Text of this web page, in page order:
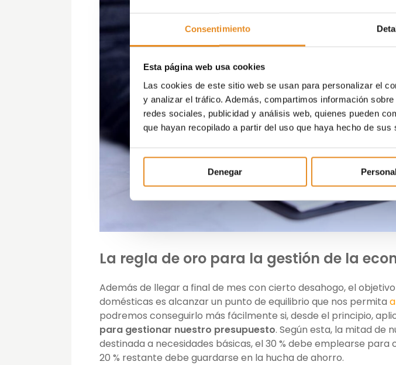
Consentimiento
Esta página web usa cookies
Las cookies de este sitio web se usan para personalizar el
y analizar el tráfico. Además, compartimos información
redes sociales, publicidad y análisis web, quienes pueden
que hayan recopilado a partir del uso que haya hecho de sus
Denegar
La regla de oro para la gestión de la
Además de llegar a final de mes con cierto desahogo, el
domésticas es alcanzar un punto de equilibrio que nos permita
podremos conseguirlo más fácilmente si, desde el principio,
para gestionar nuestro presupuesto. Según esta, la mitad de
destinada a necesidades básicas, el 30 % debe emplearse para
20 % restante debe guardarse en la hucha de ahorro.